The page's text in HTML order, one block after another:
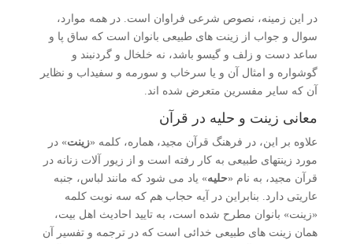
در این زمینه، نصوص شرعی فراوان است. در همه موارد،
سوال و جواب از زینت های طبیعی بانوان است که ساق پا و
ساعد دست و زلف و گیسو باشد، نه خلخال و گردنبند و
گوشواره و امثال آن و یا سرخاب و سورمه و سفیداب و نظایر
آن که سایر مفسرین متعرض شده اند.
معانی زینت و حلیه در قرآن
علاوه بر این، در فرهنگ قرآن مجید، هماره، کلمه «زینت» در
مورد زینتهای طبیعی به کار رفته است و از زیور آلات زنانه در
قرآن مجید، به نام «حلیه» یاد می شود که مانند لباس، جنبه
عاریتی دارد. بنابراین در آیه حجاب هم که سه نوبت کلمه
«زینت» بانوان مطرح شده است، به تایید احادیث اهل بیت،
همان زینت های طبیعی خدائی است که در ترجمه و تفسیر آن